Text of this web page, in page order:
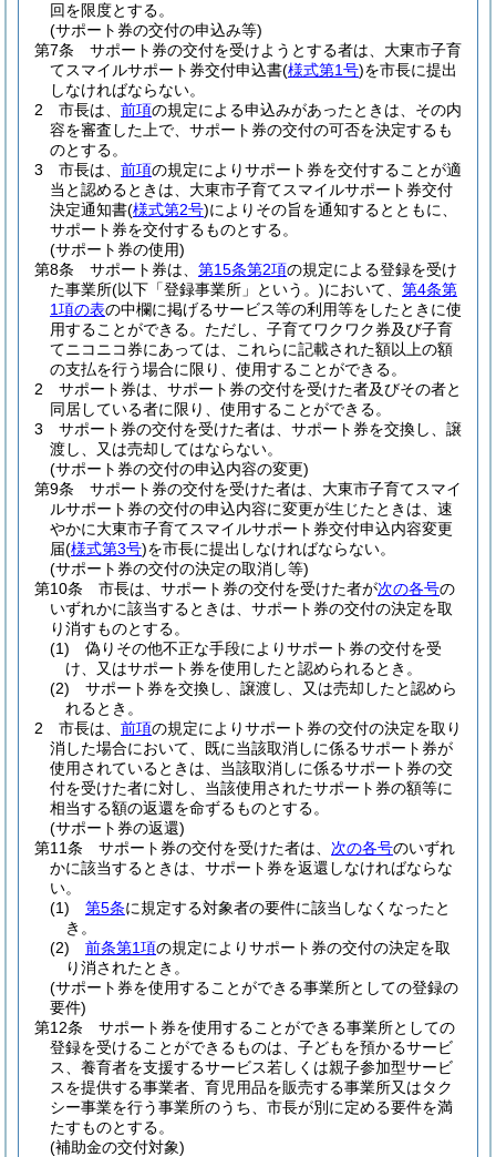
回を限度とする。
(サポート券の交付の申込み等)
第7条
サポート券の交付を受けようとする者は、大東市子育
てスマイルサポート券交付申込書(様式第1号)を市長に提出
しなければならない。
2
市長は、 前項の規定による申込みがあったときは、その内
容を審査した上で、サポート券の交付の可否を決定するも
のとする。
3
市長は、 前項の規定によりサポート券を交付することが適
当と認めるときは、大東市子育てスマイルサポート券交付
決定通知書(様式第2号)によりその旨を通知するとともに、
サポート券を交付するものとする。
(サポート券の使用)
第8条
サポート券は、 第15条第2項の規定による登録を受け
た事業所(以下「登録事業所」という。)において、 第4条第
1項の表の中欄に掲げるサービス等の利用等をしたときに使
用することができる。 ただし、子育てワクワク券及び子育
てニコニコ券にあっては、これらに記載された額以上の額
の支払を行う場合に限り、使用することができる。
2
サポート券は、サポート券の交付を受けた者及びその者と
同居している者に限り、使用することができる。
3
サポート券の交付を受けた者は、サポート券を交換し、譲
渡し、又は売却してはならない。
(サポート券の交付の申込内容の変更)
第9条
サポート券の交付を受けた者は、大東市子育てスマイ
ルサポート券の交付の申込内容に変更が生じたときは、速
やかに大東市子育てスマイルサポート券交付申込内容変更
届(様式第3号)を市長に提出しなければならない。
(サポート券の交付の決定の取消し等)
第10条
市長は、サポート券の交付を受けた者が次の各号の
いずれかに該当するときは、サポート券の交付の決定を取
り消すものとする。
(1)
偽りその他不正な手段によりサポート券の交付を受
け、又はサポート券を使用したと認められるとき。
(2)
サポート券を交換し、譲渡し、又は売却したと認めら
れるとき。
2
市長は、 前項の規定によりサポート券の交付の決定を取り
消した場合において、既に当該取消しに係るサポート券が
使用されているときは、当該取消しに係るサポート券の交
付を受けた者に対し、当該使用されたサポート券の額等に
相当する額の返還を命ずるものとする。
(サポート券の返還)
第11条
サポート券の交付を受けた者は、 次の各号のいずれ
かに該当するときは、サポート券を返還しなければならな
い。
(1)
第5条に規定する対象者の要件に該当しなくなったと
き。
(2)
前条第1項の規定によりサポート券の交付の決定を取
り消されたとき。
(サポート券を使用することができる事業所としての登録の
要件)
第12条
サポート券を使用することができる事業所としての
登録を受けることができるものは、子どもを預かるサービ
ス、養育者を支援するサービス若しくは親子参加型サービ
スを提供する事業者、育児用品を販売する事業所又はタク
シー事業を行う事業所のうち、市長が別に定める要件を満
たすものとする。
(補助金の交付対象)